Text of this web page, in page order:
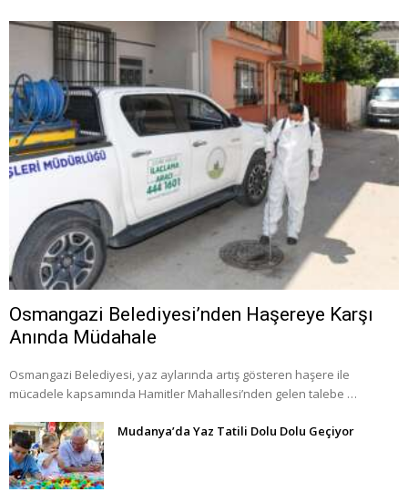
Osmangazi Belediyesi’nden Haşereye Karşı
Anında Müdahale
Osmangazi Belediyesi, yaz aylarında artış gösteren haşere ile
mücadele kapsamında Hamitler Mahallesi’nden gelen talebe …
Mudanya’da Yaz Tatili Dolu Dolu Geçiyor